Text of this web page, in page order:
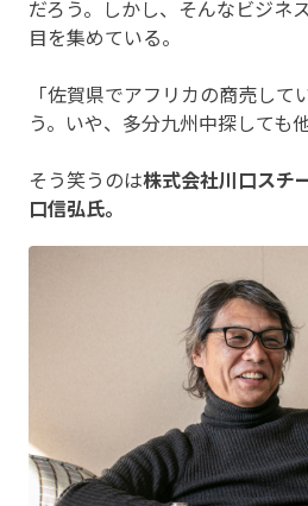
だろう。しかし、そんなビジネ
目を集めている。
「佐賀県でアフリカの商売して
う。いや、多分九州中探しても
そう笑うのは株式会社川口スチ
口信弘氏。